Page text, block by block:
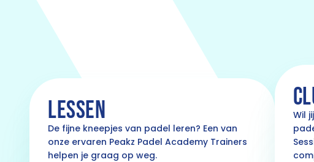
LESSEN
De fijne kneepjes van padel leren? Een van
onze ervaren Peakz Padel Academy Trainers
helpen je graag op weg.
Wil